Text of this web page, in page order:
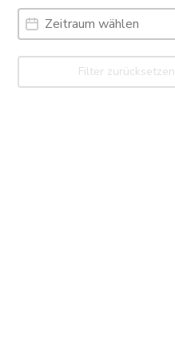
Date Range
Date
Filter zurücksetzen